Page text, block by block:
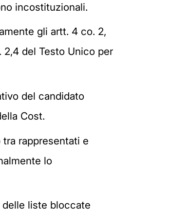
incostituzionali.
gli artt. 4 co. 2,
2,4 del Testo Unico per
del candidato
Cost.
rappresentati e
lo
liste bloccate